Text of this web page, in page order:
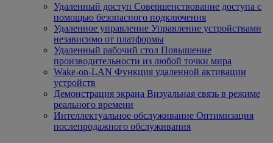
Удаленный доступ Совершенствование доступа с
помощью безопасного подключения
Удаленное управление Управление устройствами
независимо от платформы
Удаленный рабочий стол Повышение
производительности из любой точки мира
Wake-on-LAN Функция удаленной активации
устройств
Демонстрация экрана Визуальная связь в режиме
реального времени
Интеллектуальное обслуживание Оптимизация
послепродажного обслуживания